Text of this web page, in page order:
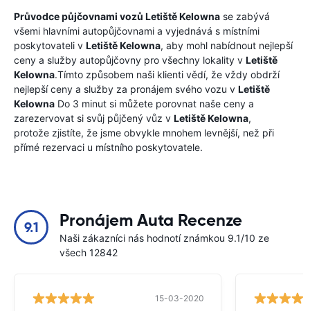
Průvodce půjčovnami vozů Letiště Kelowna se zabývá
všemi hlavními autopůjčovnami a vyjednává s místními
poskytovateli v Letiště Kelowna, aby mohl nabídnout nejlepší
ceny a služby autopůjčovny pro všechny lokality v Letiště
Kelowna.Tímto způsobem naši klienti vědí, že vždy obdrží
nejlepší ceny a služby za pronájem svého vozu v Letiště
Kelowna Do 3 minut si můžete porovnat naše ceny a
zarezervovat si svůj půjčený vůz v Letiště Kelowna,
protože zjistíte, že jsme obvykle mnohem levnější, než při
přímé rezervaci u místního poskytovatele.
9.1 Pronájem Auta Recenze
Naši zákazníci nás hodnotí známkou 9.1/10 ze
všech 12842
15-03-2020